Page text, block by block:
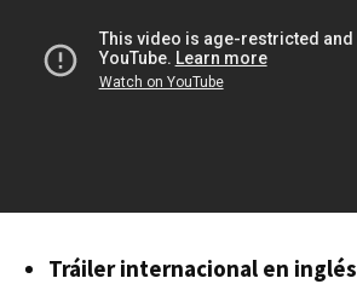
Tráiler internacional en inglés